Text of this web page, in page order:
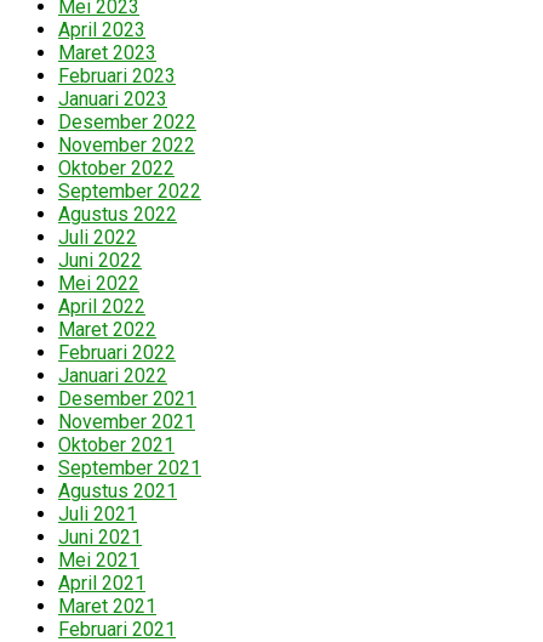
Mei 2023
April 2023
Maret 2023
Februari 2023
Januari 2023
Desember 2022
November 2022
Oktober 2022
September 2022
Agustus 2022
Juli 2022
Juni 2022
Mei 2022
April 2022
Maret 2022
Februari 2022
Januari 2022
Desember 2021
November 2021
Oktober 2021
September 2021
Agustus 2021
Juli 2021
Juni 2021
Mei 2021
April 2021
Maret 2021
Februari 2021